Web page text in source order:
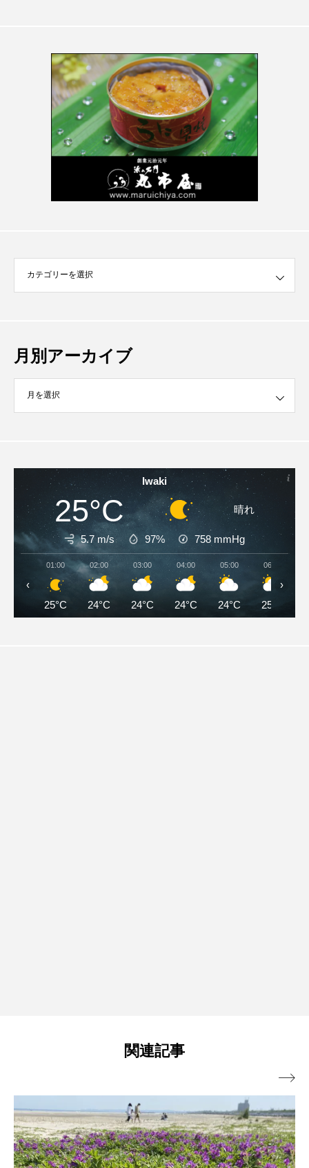
月別アーカイブ
ブ
Iwaki
25°C 晴れ
5.7 m/s 97% 758 mmHg
01:00
25°C
02:00
24°C
03:00
24°C
04:00
24°C
05:00
24°C
06:00
25°C
‹ ›
関連記事
